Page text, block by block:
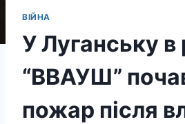
ВІЙНА
У Луганську в
“ВВАУШ”
пожар після